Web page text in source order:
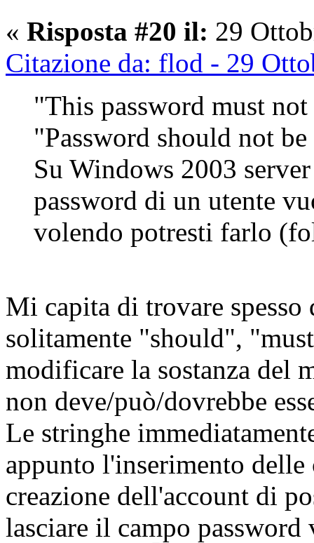
« Risposta #20 il: 29
Citazione da: flod - 29
"This password must
"Password should not
Su Windows 2003
password di un utente
volendo potresti farlo
Mi capita di trovare spesso
solitamente "should",
modificare la sostanza del
non deve/può/dovrebbe
Le stringhe
appunto l'inserimento
creazione dell'account di
lasciare il campo